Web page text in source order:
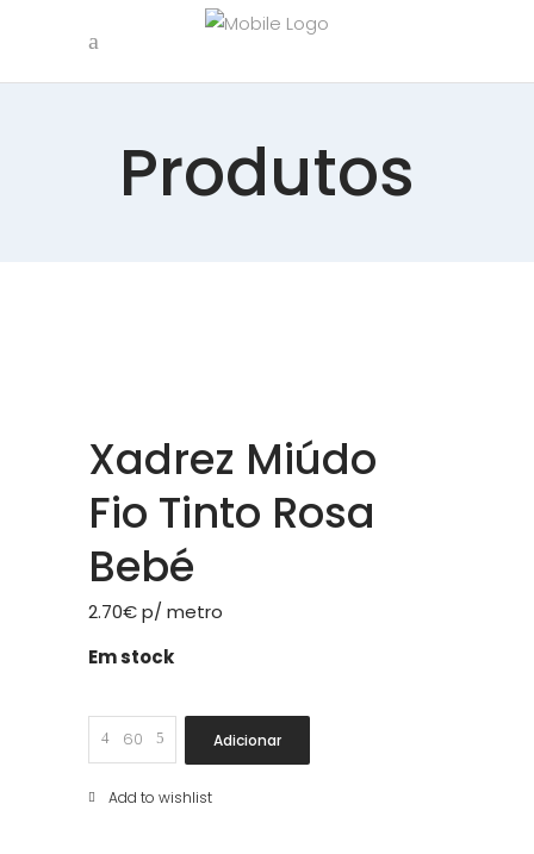
Produtos
Xadrez Miúdo
Fio Tinto Rosa
Bebé
2.70€p/ metro
Em stock
Xadrez
Miúdo
Fio
Adicionar
Add to wishlist